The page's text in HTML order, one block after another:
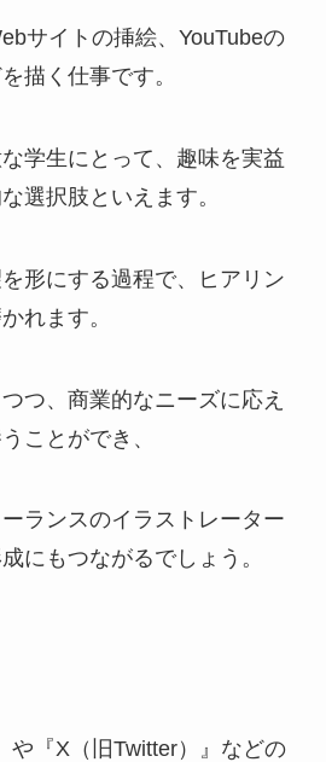
サイトの挿絵、YouTubeの
描く仕事です。
学生にとって、趣味を実益
選択肢といえます。
形にする過程で、ヒアリン
れます。
つ、商業的なニーズに応え
ことができ、
ランスのイラストレーター
にもつながるでしょう。
や『X（旧Twitter）』などの